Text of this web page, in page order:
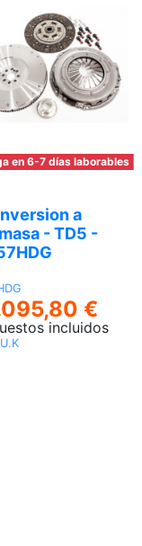
en 6-7 días laborables
a
- TD5 -
€
incluidos